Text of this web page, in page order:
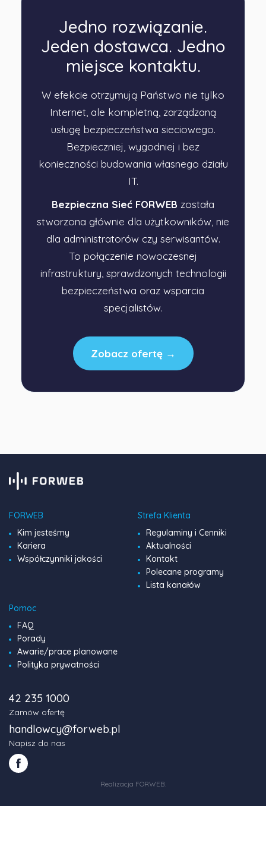
Jedno rozwiązanie.
Jeden dostawca. Jedno
miejsce kontaktu.
W efekcie otrzymują Państwo nie tylko
Internet, ale kompletną, zarządzaną
usługę bezpieczeństwa sieciowego.
Bezpieczniej, wygodniej i bez
konieczności budowania własnego działu
IT.
Bezpieczna Sieć FORWEB została
stworzona głównie dla użytkowników, nie
dla administratorów czy serwisantów.
To połączenie nowoczesnej
infrastruktury, sprawdzonych technologii
bezpieczeństwa oraz wsparcia
specjalistów.
Zobacz ofertę →
FORWEB
Kim jesteśmy
Kariera
Współczynniki jakości
Strefa Klienta
Regulaminy i Cenniki
Aktualności
Kontakt
Polecane programy
Lista kanałów
Pomoc
FAQ
Porady
Awarie/prace planowane
Polityka prywatności
42 235 1000
Zamów ofertę
handlowcy@forweb.pl
Napisz do nas
Realizacja FORWEB.